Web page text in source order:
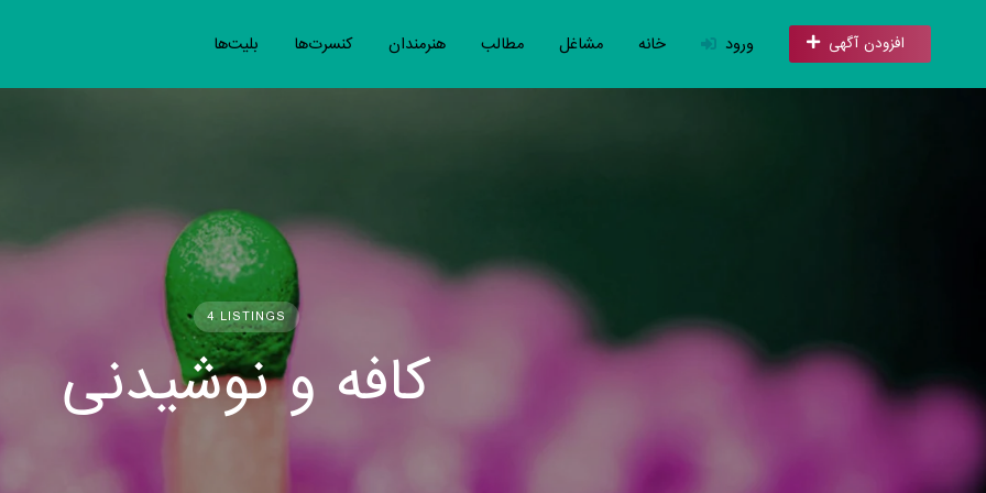
خانه مشاغل مطالب هنرمندان کنسرت‌ها بلیت‌ها ورود افزودن آگهی
4 LISTINGS
کافه و نوشیدنی